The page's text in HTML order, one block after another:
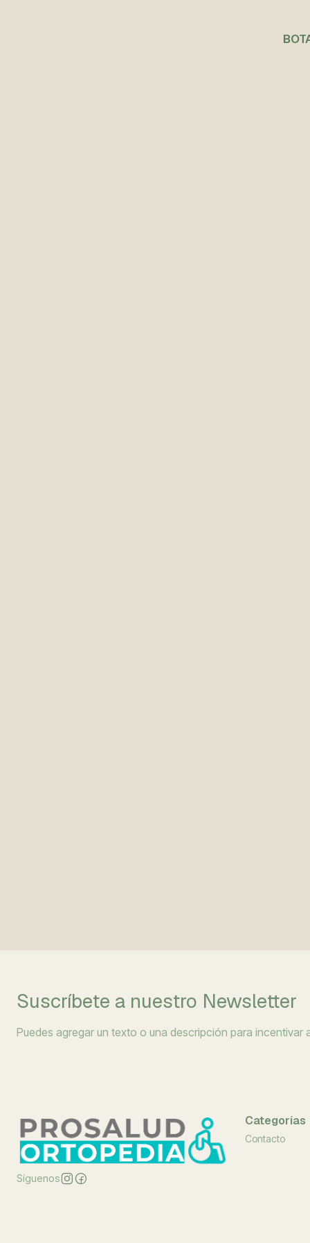
Suscríbete a nuestro Newsletter
Puedes agregar un texto o una descripción para incentivar
Síguenos
Categorías
Contacto